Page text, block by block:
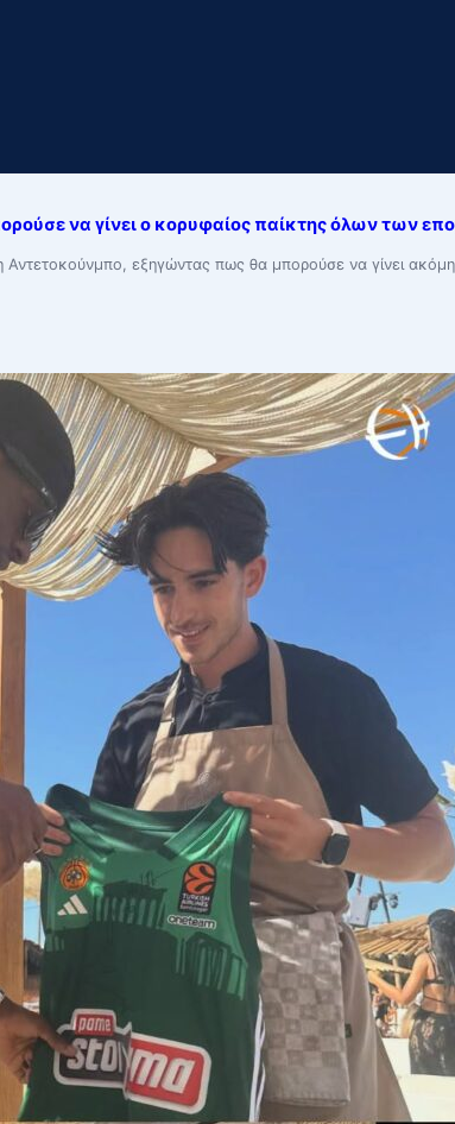
να γίνει ο κορυφαίος παίκτης όλων των
Αντετοκούνμπο, εξηγώντας πως θα μπορούσε να γίνει
Λεσόρ & Γιαμπουσέλε
για τους παίκτες αυτή την περίοδο και τρεις άσοι
post Το Περιστέρι Betsson ανακοίνωσε τον Τζέιλεν Φιντς